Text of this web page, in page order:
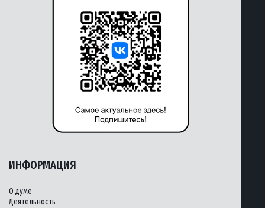
ИНФОРМАЦИЯ
О думе
Деятельность